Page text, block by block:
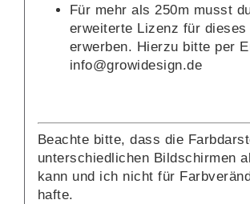
Für mehr als 250m musst
erweiterte Lizenz für dieses
erwerben. Hierzu bitte per
info@growidesign.de
Beachte bitte, dass die
unterschiedlichen Bildschirmen
kann und ich nicht für
hafte.